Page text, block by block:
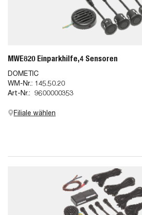
MWE820 Einparkhilfe,4 Sensoren
DOMETIC
WM-Nr.: 145.50.20
Art-Nr.: 9600000353
Filiale wählen